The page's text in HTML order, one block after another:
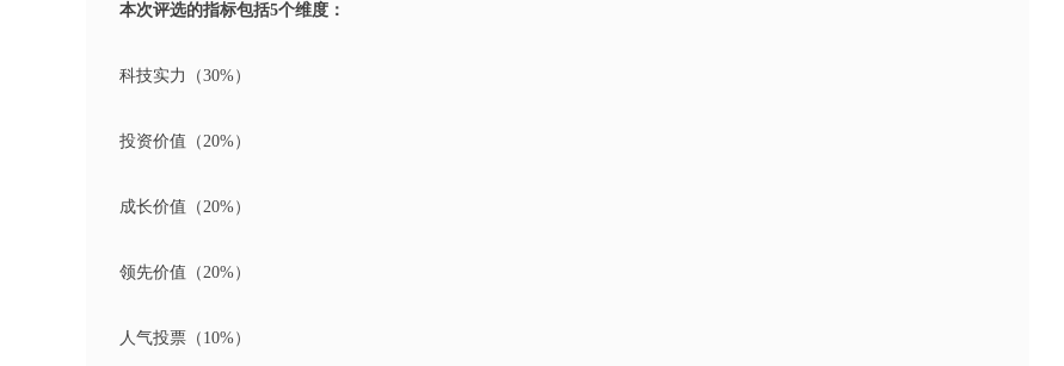
本次评选的指标包括5个维度：
科技实力（30%）
投资价值（20%）
成长价值（20%）
领先价值（20%）
人气投票（10%）